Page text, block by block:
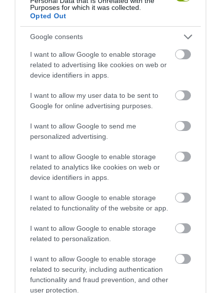
Purposes for which it was collected.
Opted Out
Google consents
I want to allow Google to enable storage
related to advertising like cookies on web or
device identifiers in apps.
I want to allow my user data to be sent to
Google for online advertising purposes.
I want to allow Google to send me
personalized advertising.
I want to allow Google to enable storage
related to analytics like cookies on web or
device identifiers in apps.
I want to allow Google to enable storage
related to functionality of the website or app.
I want to allow Google to enable storage
related to personalization.
I want to allow Google to enable storage
related to security, including authentication
functionality and fraud prevention, and other
user protection.
FELETT: MI EZ A LÁTHATATLAN
FEDŐ, ÉS MI TÖRTÉNIK
2026-08-03
BAJBAN VANNAK: A
ELTŰNÉSE A NAGYOBB
VÉSZJEL